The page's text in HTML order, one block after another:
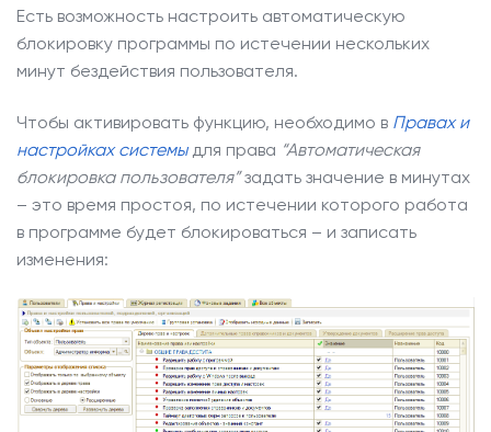
Есть возможность настроить автоматическую
блокировку программы по истечении нескольких
минут бездействия пользователя.
Чтобы активировать функцию, необходимо в Правах и
настройках системыдля права “Автоматическая
блокировка пользователя”задать значение в минутах
– это время простоя, по истечении которого работа
в программе будет блокироваться – и записать
изменения: